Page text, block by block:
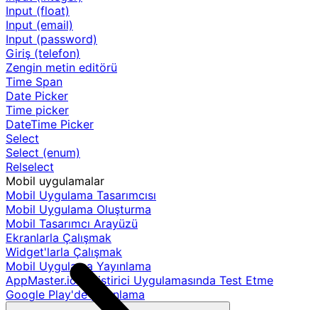
Input (float)
Input (email)
Input (password)
Giriş (telefon)
Zengin metin editörü
Time Span
Date Picker
Time picker
DateTime Picker
Select
Select (enum)
Relselect
Mobil uygulamalar
Mobil Uygulama Tasarımcısı
Mobil Uygulama Oluşturma
Mobil Tasarımcı Arayüzü
Ekranlarla Çalışmak
Widget'larla Çalışmak
Mobil Uygulama Yayınlama
AppMaster.io Geliştirici Uygulamasında Test Etme
Google Play'de yayınlama